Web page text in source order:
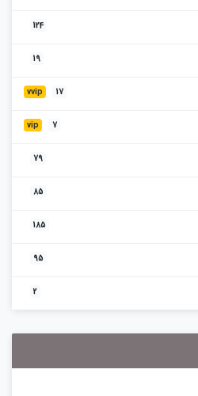
124
19
vvip 17
vip 7
79
85
185
95
2